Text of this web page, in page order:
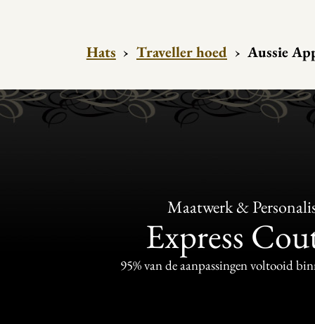
Hats › Traveller hoed › Aussie
Maatwerk &
Express
95% van de aanpassingen voltooid